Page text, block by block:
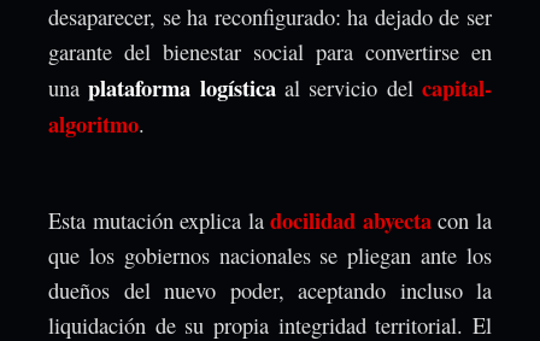
desaparecer, se ha reconfigurado: ha dejado de ser
garante del bienestar social para convertirse en
unaplataforma logísticaal servicio delcapital-
algoritmo.
Esta mutación explica ladocilidad abyectacon la
que los gobiernos nacionales se pliegan ante los
dueños del nuevo poder, aceptando incluso la
liquidación de su propia integridad territorial. El